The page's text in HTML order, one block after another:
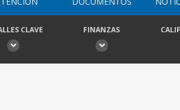
CLAVE FINANZAS